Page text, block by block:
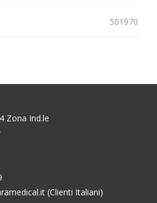
501970
Zona Ind.le
(Clienti Italiani)